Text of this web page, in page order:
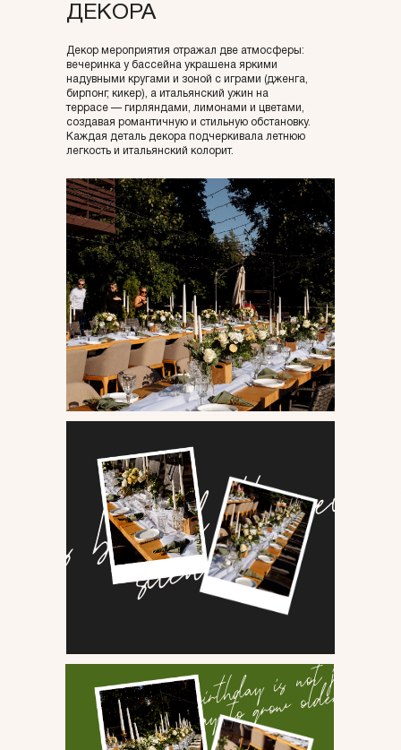
ДЕКОРА
Декор мероприятия отражал две атмосферы:
вечеринка у бассейна украшена яркими
надувными кругами и зоной с играми (дженга,
бирпонг, кикер), а итальянский ужин на
террасе — гирляндами, лимонами и цветами,
создавая романтичную и стильную обстановку.
Каждая деталь декора подчеркивала летнюю
легкость и итальянский колорит.
разнообразные игры. Легкие закуски от ресторана
и летняя атмосфера задали тон вечеру. Гости